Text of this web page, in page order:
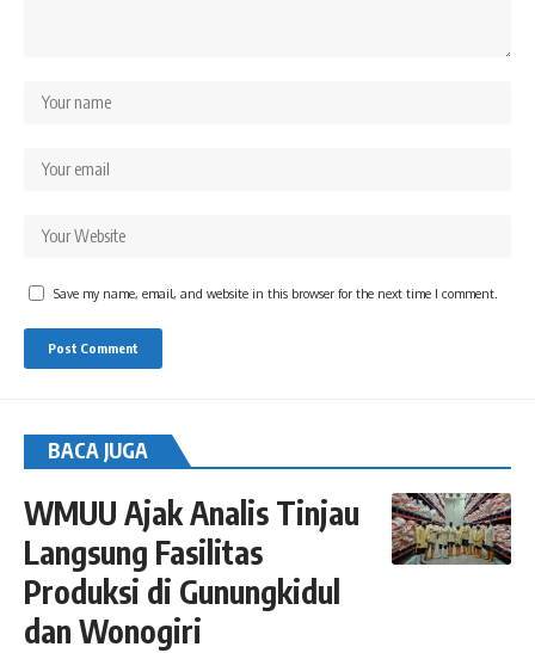
Save my name, email, and website in this browser for the next time I comment.
BACA JUGA
WMUU Ajak Analis Tinjau
Langsung Fasilitas
Produksi di Gunungkidul
dan Wonogiri